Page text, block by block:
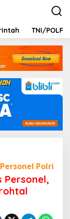
TNI/POLRI
Polri